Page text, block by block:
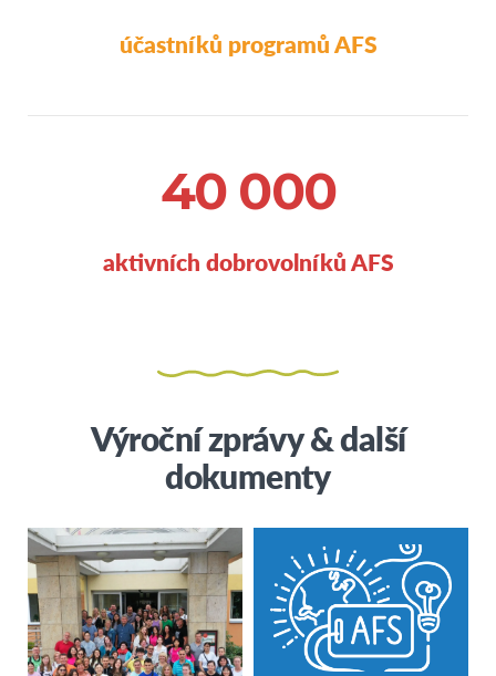
účastníků programů AFS
40 000
aktivních dobrovolníků AFS
Výroční zprávy & další
dokumenty